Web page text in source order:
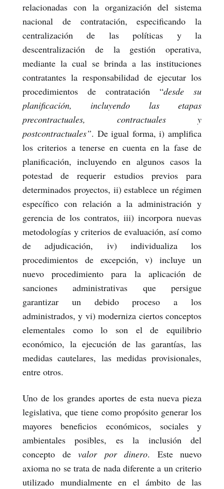
relacionadas con la organización del sistema
nacional de contratación, especificando la
centralización de las políticas y la
descentralización de la gestión operativa,
mediante la cual se brinda a las instituciones
contratantes la responsabilidad de ejecutar los
procedimientos de contratación “desde su
planificación, incluyendo las etapas
precontractuales, contractuales y
postcontractuales”. De igual forma, i) amplifica
los criterios a tenerse en cuenta en la fase de
planificación, incluyendo en algunos casos la
potestad de requerir estudios previos para
determinados proyectos, ii) establece un régimen
específico con relación a la administración y
gerencia de los contratos, iii) incorpora nuevas
metodologías y criterios de evaluación, así como
de adjudicación, iv) individualiza los
procedimientos de excepción, v) incluye un
nuevo procedimiento para la aplicación de
sanciones administrativas que persigue
garantizar un debido proceso a los
administrados, y vi) moderniza ciertos conceptos
elementales como lo son el de equilibrio
económico, la ejecución de las garantías, las
medidas cautelares, las medidas provisionales,
entre otros.
Uno de los grandes aportes de esta nueva pieza
legislativa, que tiene como propósito generar los
mayores beneficios económicos, sociales y
ambientales posibles, es la inclusión del
concepto de valor por dinero. Este nuevo
axioma no se trata de nada diferente a un criterio
utilizado mundialmente en el ámbito de las